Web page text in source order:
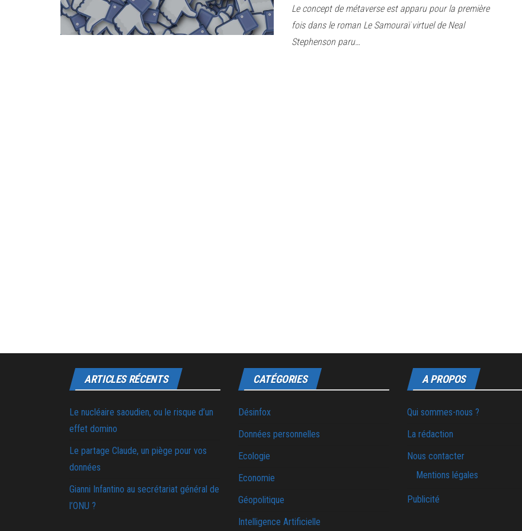
Le concept de métaverse est apparu pour la première
fois dans le roman Le Samouraï virtuel de Neal
Stephenson paru…
ARTICLES RÉCENTS
Le nucléaire saoudien, ou le risque d’un
effet domino
Le partage Claude, un piège pour vos
données
Gianni Infantino au secrétariat général de
l’ONU ?
CATÉGORIES
Désinfox
Données personnelles
Ecologie
Economie
Géopolitique
Intelligence Artificielle
A PROPOS
Qui sommes-nous ?
La rédaction
Nous contacter
Mentions légales
Publicité